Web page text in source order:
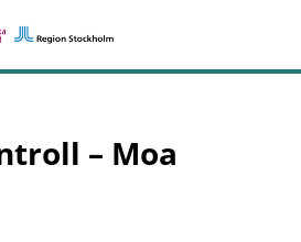
– Moa